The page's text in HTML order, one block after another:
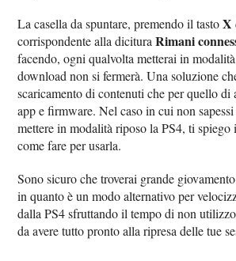
La casella da spuntare, premendo il tastoX
corrispondente alla dicituraRimani
facendo, ogni qualvolta metterai in
download non si fermerà. Una soluzione
scaricamento di contenuti che per quello di
app e firmware. Nel caso in cui non
mettere in modalità riposo la PS4, ti
come fare per usarla.
Sono sicuro che troverai grande
in quanto è un modo alternativo per
dalla PS4 sfruttando il tempo di non
da avere tutto pronto alla ripresa delle tue